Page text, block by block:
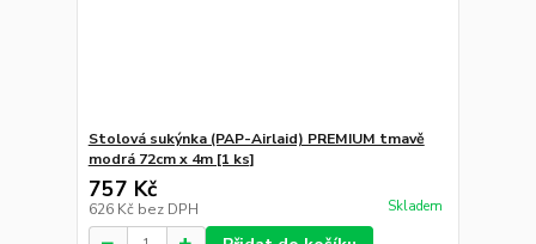
Stolová sukýnka (PAP-Airlaid) PREMIUM tmavě
modrá 72cm x 4m [1 ks]
757 Kč
626 Kč bez DPH Skladem